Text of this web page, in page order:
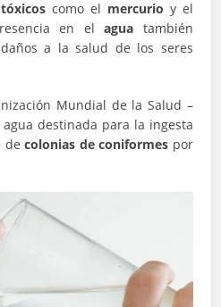
como el mercurio y el
en elagua también
a la salud de los seres
Mundial de la Salud –
destinada para la ingesta
decolonias de coniformes por